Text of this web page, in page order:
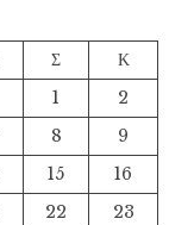
Σ
Κ
1
2
8
9
15
16
22
23